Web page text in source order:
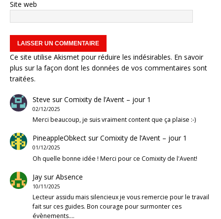
Site web
Ce site utilise Akismet pour réduire les indésirables. En savoir
plus sur la façon dont les données de vos commentaires sont
traitées.
Steve surComixity de l’Avent – jour 1
02/12/2025
Merci beaucoup, je suis vraiment content que ça plaise :-)
PineappleObkectsurComixity de l’Avent – jour 1
01/12/2025
Oh quelle bonne idée ! Merci pour ce Comixity de l'Avent!
JaysurAbsence
10/11/2025
Lecteur assidu mais silencieux je vous remercie pour le travail
fait sur ces guides. Bon courage pour surmonter ces
évènements.…